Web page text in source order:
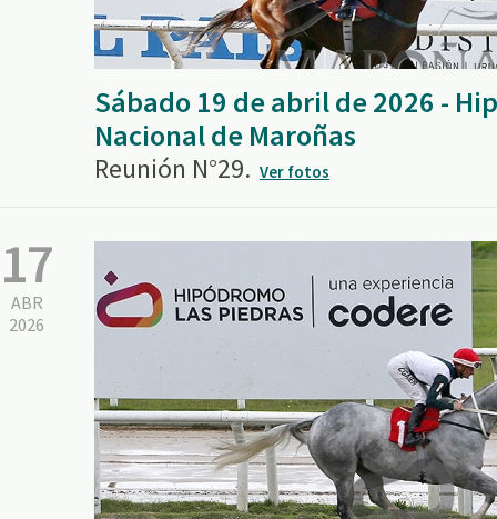
Sábado 19 de abril de 2026 -
Nacional de Maroñas
Reunión N°29. Ver fotos
17
ABR
2026